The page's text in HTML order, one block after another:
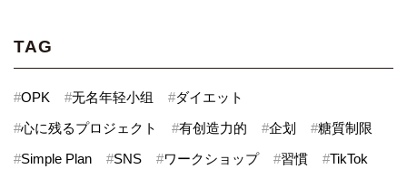
TAG
#OPK #无名年轻小组 #ダイエット
#心に残るプロジェクト #有创造力的 #企划 #糖質制限
#Simple Plan #SNS #ワークショップ #習慣 #TikTok